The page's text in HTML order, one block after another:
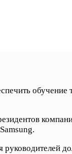
обучение